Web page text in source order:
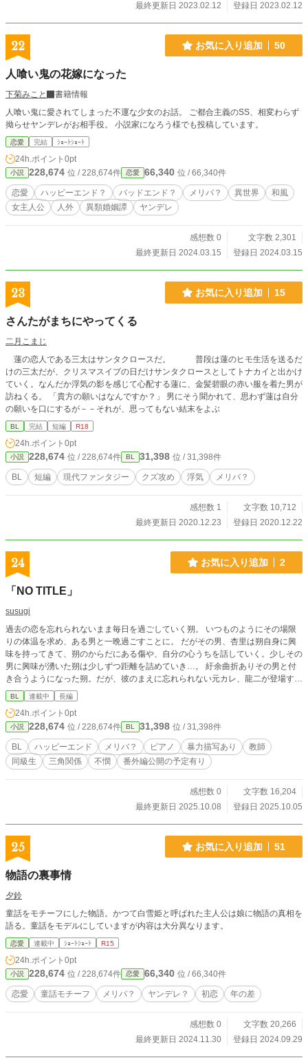
最終更新日 2023.02.12
登録日 2023.02.12
22 お気に入り追加 50
人喰い鬼の花嫁になった
下菊みこと
書籍情報
人喰い鬼に愛されてしまった不運な少女のお話。 ご都合主義のSS、相変わらず
拗らせヤンデレがお相手役。 小説家になろう様でも投稿しています。
恋愛 完結 ｼｮｰﾄｼｮｰﾄ
24h.ポイント 0pt
小説 228,674 位 / 228,674件 恋愛 66,340 位 / 66,340件
恋愛 ハッピーエンド？ バッドエンド？ メリバ？ 異世界
和風
女主人公
人外 異類婚姻譚 ヤンデレ
感想数 0
文字数 2,301
最終更新日 2024.03.15
登録日 2024.03.15
23 お気に入り追加 15
さんたがまちにやってくる
二月こまじ
蓮の恋人である三太はサンタクロースだ。 普段は蓮のヒモ生活を送るだ
けの三太だが、クリスマスイブの日だけサンタクロースとしてトナカイと出かけ
ていく。なんだか浮気の影を感じて心配する蓮に、金髪碧眼の赤い服を着た男が
訪ねくる。 「貴方の願いはなんですか？」 男にそう聞かれて、思わず蓮は自分
の願いを口にするが－－それが、思ってもない結末をよぶ
BL 完結 短編 R18
24h.ポイント 0pt
小説 228,674 位 / 228,674件 BL 31,398 位 / 31,398件
BL 短編 現代ファンタジー クズ攻め 浮気 メリバ？
感想数 1
文字数 10,712
最終更新日 2020.12.23
登録日 2020.12.22
24 お気に入り追加 2
「NO TITLE」
susugi
過去の恋を忘れられないまま毎日を過ごしていく朔。 いつものようにその場限
りの体温を求め、ある男と一晩過ごすことに。 だがその男、杏里は朔自身に興
味を持ってきて、朔のからだにある傷や、自分の心うちを話していく。少しその
男に興味が湧いた朔は少しずつ距離を詰めていき…。 紆余曲折ありその男と付
き合うようになった朔。だが、彼のまえに忘れられない元カレ、龍二が登場す
る。 そのほかたくさんの登場人物の恋愛模様が交差する。読み手によってハッ
ピーエンドかバッドエンドか変わるストーリー。 この物語に名前を付けるのは
あなたです。
BL 連載中 長編
24h.ポイント 0pt
小説 228,674 位 / 228,674件 BL 31,398 位 / 31,398件
BL ハッピーエンド メリバ？ ピアノ 暴力描写あり
教師
同級生
三角関係 不憫 番外編公開の予定有り
感想数 0
文字数 16,204
最終更新日 2025.10.08
登録日 2025.10.05
25 お気に入り追加 51
物語の裏事情
夕鈴
童話をモチーフにした物語。かつて白雪姫と呼ばれた主人公は娘に物語の真相を
語る。童話をモデルにしていますが内容は大分異なります。
恋愛 連載中 ｼｮｰﾄｼｮｰﾄ R15
24h.ポイント 0pt
小説 228,674 位 / 228,674件 恋愛 66,340 位 / 66,340件
恋愛 童話モチーフ メリバ？ ヤンデレ？ 初恋 年の差
感想数 0
文字数 20,266
最終更新日 2024.11.30
登録日 2024.09.29